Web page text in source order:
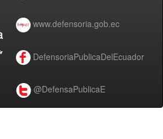
www.defensoria.gob.ec
DefensoriaPublicaDelEcuador
@DefensaPublicaE